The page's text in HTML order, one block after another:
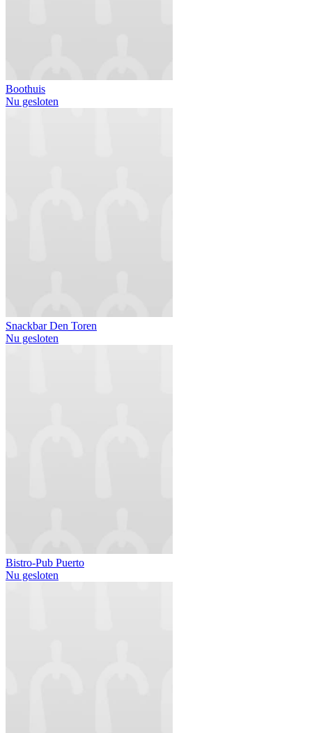
Boothuis
Nu gesloten
Snackbar Den Toren
Nu gesloten
Bistro-Pub Puerto
Nu gesloten